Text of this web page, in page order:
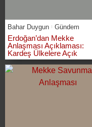
Bahar Duygun Gündem
Erdoğan’dan Mekke
Anlaşması Açıklaması:
Kardeş Ülkelere Açık